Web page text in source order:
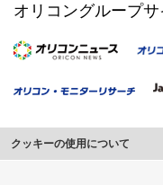
オリコングループサ
クッキーの使用について
このサイトでは Cookie を使